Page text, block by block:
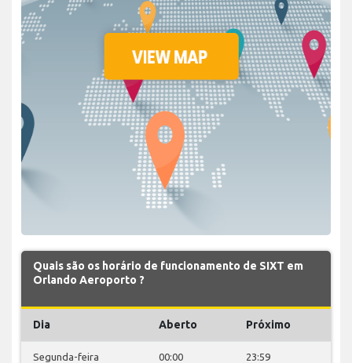
Quais são os horário de funcionamento de SIXT em
Orlando Aeroporto ?
Dia Aberto Próximo
Segunda-feira 00:00 23:59